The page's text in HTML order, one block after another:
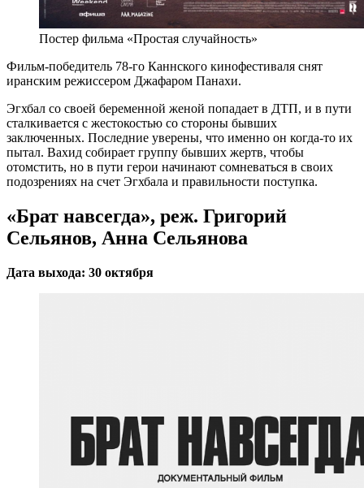
Постер фильма «Простая случайность»
Фильм-победитель 78-го Каннского кинофестиваля снят
иранским режиссером Джафаром Панахи.
Эгхбал со своей беременной женой попадает в ДТП, и в пути
сталкивается с жестокостью со стороны бывших
заключенных. Последние уверены, что именно он когда-то их
пытал. Вахид собирает группу бывших жертв, чтобы
отомстить, но в пути герои начинают сомневаться в своих
подозрениях на счет Эгхбала и правильности поступка.
«Брат навсегда», реж. Григорий
Сельянов, Анна Сельянова
Дата выхода: 30 октября